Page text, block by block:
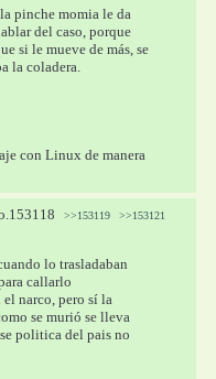
pinche momia le da
del caso, porque
si le mueve de más, se
la coladera.
con Linux de manera
153118 >>153119 >>153121
lo trasladaban
callarlo
narco, pero sí la
se murió se lleva
politica del pais no